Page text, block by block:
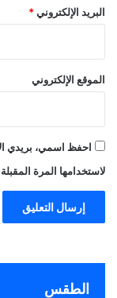
البريد الإلكتروني *
الموقع الإلكتروني
احفظ اسمي، بريدي
لاستخدامها المرة
الطقس